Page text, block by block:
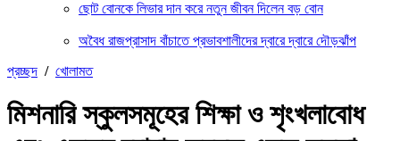
ছোট বোনকে লিভার দান করে নতুন জীবন দিলেন বড় বোন
অবৈধ রাজপ্রাসাদ বাঁচাতে প্রভাবশালীদের দ্বারে দ্বারে দৌড়ঝাঁপ
প্রচ্ছদ / খোলামত
মিশনারি স্কুলসমূহের শিক্ষা ও শৃংখলাবোধ